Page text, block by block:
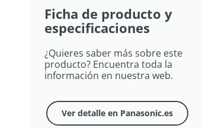
Ficha de producto y
especificaciones
¿Quieres saber más sobre este
producto? Encuentra toda la
información en nuestra web.
Ver detalle en Panasonic.es